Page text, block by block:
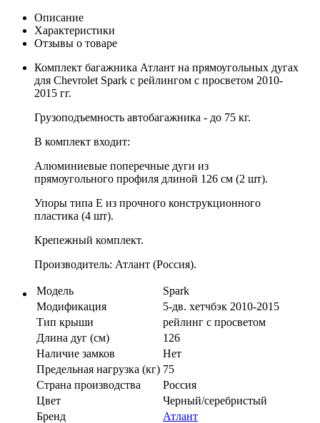
Описание
Характеристики
Отзывы о товаре
Комплект багажника Атлант на прямоугольных дугах
для Chevrolet Spark с рейлингом с просветом 2010-
2015 гг.
Грузоподъемность автобагажника - до 75 кг.
В комплект входит:
Алюминиевые поперечные дуги из
прямоугольного профиля длиной 126 см (2 шт).
Упоры типа E из прочного конструкционного
пластика (4 шт).
Крепежный комплект.
Производитель: Атлант (Россия).
Модель
Spark
Модификация
5-дв. хетчбэк 2010-2015
Тип крыши
рейлинг с просветом
Длина дуг (см)
126
Наличие замков
Нет
Предельная нагрузка (кг) 75
Страна производства
Россия
Цвет
Черный/серебристый
Бренд
Атлант